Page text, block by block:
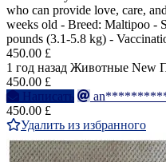
who can provide love, care,
weeks old - Breed: Maltipoo -
pounds (3.1-5.8 kg) -
450.00 £
1 год назад Животные New
450.00 £
Написать
450.00 £
Удалить из избранного